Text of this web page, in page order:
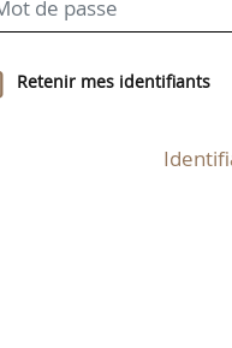
Retenir mes identifiants